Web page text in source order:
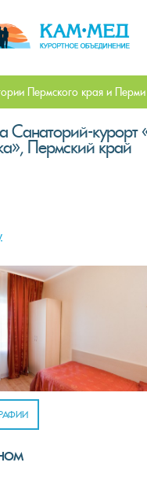
Пермского края и Перми
Санаторий-курорт
Пермский край